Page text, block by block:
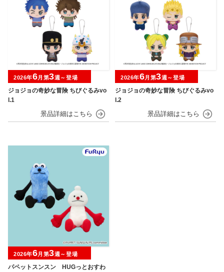
ジョジョの奇妙な冒険 ちびぐるみvo
l.1
2026年6月第3週～登場
ジョジョの奇妙な冒険 ちびぐるみvo
l.2
2026年6月第3週～登場
パペットスンスン HUGっとおすわ
2026年6月第3週～登場